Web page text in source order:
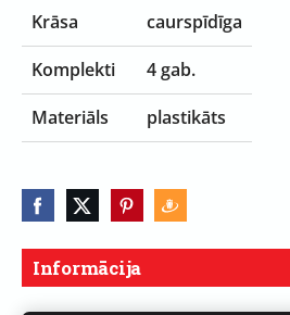
Informācija
Krāsa
caurspīdīga
Komplekti
4 gab.
Materiāls
plastikāts